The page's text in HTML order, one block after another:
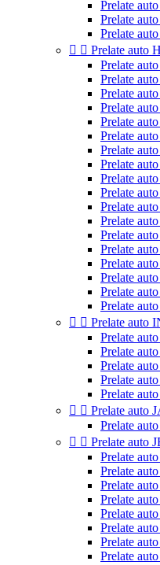
Prelate
Prelate
Prelate
  Prelate auto
Prelate
Prelate
Prelate
Prelate
Prelate
Prelate
Prelate
Prelate
Prelate
Prelate
Prelate
Prelate
Prelate
Prelate
Prelate
Prelate
Prelate
Prelate
  Prelate auto
Prelate
Prelate
Prelate
Prelate
Prelate
  Prelate auto
Prelate
  Prelate auto
Prelate
Prelate
Prelate
Prelate
Prelate
Prelate
Prelate
Prelate